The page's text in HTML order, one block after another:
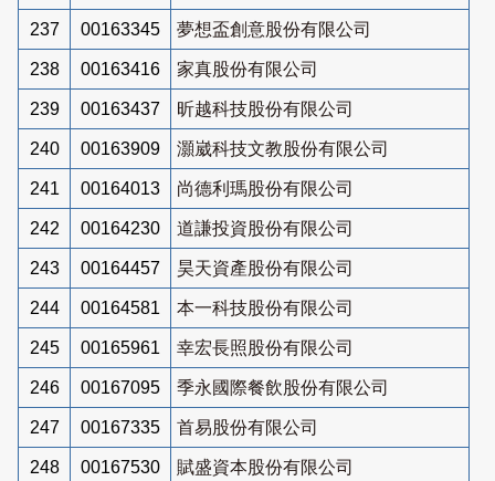
237 00163345 夢想盃創意股份有限公司
238 00163416 家真股份有限公司
239 00163437 昕越科技股份有限公司
240 00163909 灝崴科技文教股份有限公司
241 00164013 尚德利瑪股份有限公司
242 00164230 道謙投資股份有限公司
243 00164457 昊天資產股份有限公司
244 00164581 本一科技股份有限公司
245 00165961 幸宏長照股份有限公司
246 00167095 季永國際餐飲股份有限公司
247 00167335 首易股份有限公司
248 00167530 賦盛資本股份有限公司